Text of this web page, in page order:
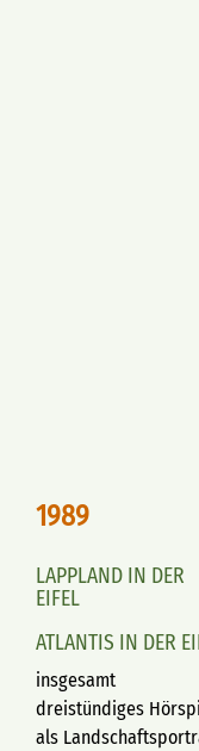
1989
LAPPLAND IN DER
EIFEL
ATLANTIS IN DER
insgesamt
dreistündiges
als